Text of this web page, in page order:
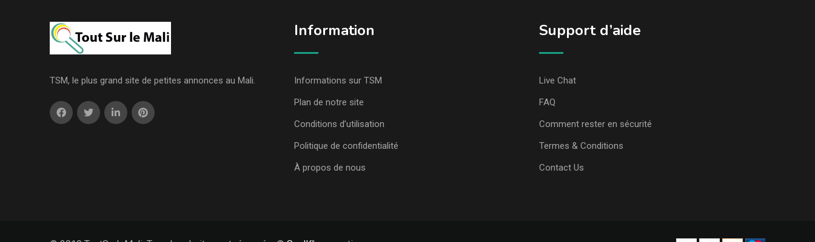
TSM, le plus grand site de petites annonces au Mali.
Information
Informations sur TSM
Plan de notre site
Conditions d’utilisation
Politique de confidentialité
À propos de nous
Support d’aide
Live Chat
FAQ
Comment rester en sécurité
Termes & Conditions
Contact Us